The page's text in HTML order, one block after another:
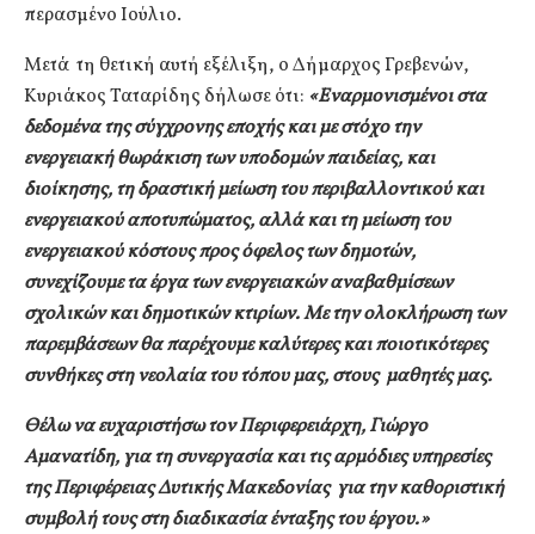
περασμένο Ιούλιο.
Μετά τη θετική αυτή εξέλιξη, ο Δήμαρχος Γρεβενών,
Κυριάκος Ταταρίδης δήλωσε ότι: «Εναρμονισμένοι στα
δεδομένα της σύγχρονης εποχής και με στόχο την
ενεργειακή θωράκιση των υποδομών παιδείας, και
διοίκησης, τη δραστική μείωση του περιβαλλοντικού και
ενεργειακού αποτυπώματος, αλλά και τη μείωση του
ενεργειακού κόστους προς όφελος των δημοτών,
συνεχίζουμε τα έργα των ενεργειακών αναβαθμίσεων
σχολικών και δημοτικών κτιρίων. Με την ολοκλήρωση των
παρεμβάσεων θα παρέχουμεκαλύτερες και ποιοτικότερες
συνθήκες στη νεολαία του τόπου μας, στους μαθητές μας.
Θέλω να ευχαριστήσω τον Περιφερειάρχη, Γιώργο
Αμανατίδη, για τη συνεργασία καιτις αρμόδιες υπηρεσίες
της ΠεριφέρειαςΔυτικής Μακεδονίας για την καθοριστική
συμβολή τους στη διαδικασία ένταξης του έργου.»